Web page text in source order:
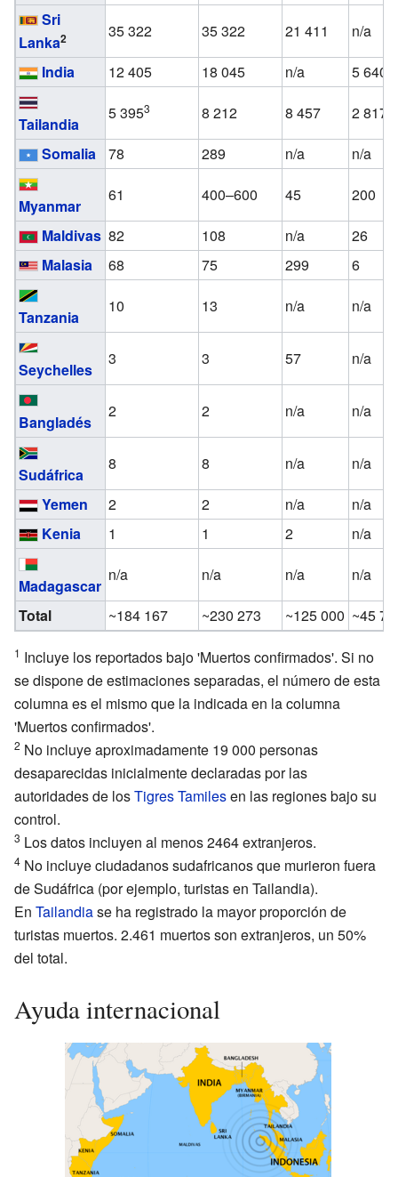
Sri
Lanka2 35 322 35 322 21 411
n/a
India
12 405 18 045 n/a 5 640
Tailandia
5 3953 8 212 8 457
2 817
Somalia
78 289 n/a n/a
Myanmar
61 400–600 45
200
Maldivas 82 108 n/a
26
Malasia
68 75 299 6
Tanzania
10 13 n/a n/a
Seychelles
3 3 57 n/a
Bangladés
2 2 n/a n/a
Sudáfrica
8 8 n/a
n/a
Yemen
2 2 n/a
n/a
Kenia
1 1 2 n/a
Madagascar
n/a n/a n/a
n/a
Total
~184 167 ~230 273 ~125 000 ~45
1 Incluye los reportados bajo 'Muertos confirmados'. Si no
se dispone de estimaciones separadas, el número de esta
columna es el mismo que la indicada en la columna
'Muertos confirmados'.
2 No incluye aproximadamente 19 000 personas
desaparecidas inicialmente declaradas por las
autoridades de losTigres Tamilesen las regiones bajo su
control.
3 Los datos incluyen al menos 2464 extranjeros.
4 No incluye ciudadanos sudafricanos que murieron fuera
de Sudáfrica (por ejemplo, turistas en Tailandia).
En Tailandiase ha registrado la mayor proporción de
turistas muertos. 2.461 muertos son extranjeros, un 50%
del total.
Ayuda internacional